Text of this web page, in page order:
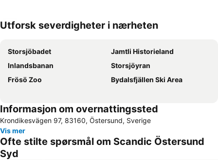
Utforsk severdigheter i nærheten
Storsjöbadet
Jamtli Historieland
Inlandsbanan
Storsjöyran
Frösö Zoo
Bydalsfjällen Ski Area
Informasjon om overnattingssted
Krondikesvägen 97, 83160, Östersund, Sverige
Vis mer
Ofte stilte spørsmål om Scandic Östersund
Syd